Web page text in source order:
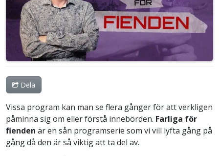
Dela
Vissa program kan man se flera gånger för att verkligen
påminna sig om eller förstå innebörden. Farliga för
fienden är en sån programserie som vi vill lyfta gång på
gång då den är så viktig att ta del av.